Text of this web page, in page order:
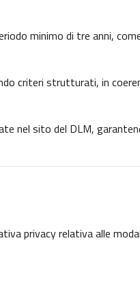
minimo di tre anni,
criteri strutturati, in
nel sito del DLM,
privacy relativa alle